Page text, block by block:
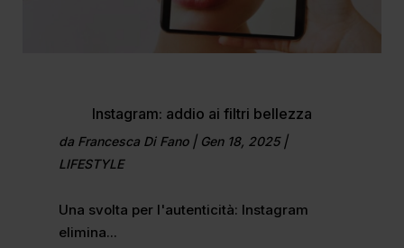
Instagram: addio ai filtri bellezza
da Francesca Di Fano| Gen 18, 2025|
LIFESTYLE
Una svolta per l'autenticità: Instagram
elimina...